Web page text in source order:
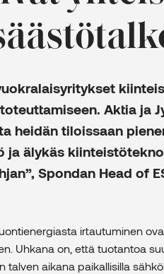
Aktia ja
heidän tiloissaan
ja älykäs
Spondan Head of
irtautuminen
Uhkana on, että tuotantoa
aikana paikallisilla